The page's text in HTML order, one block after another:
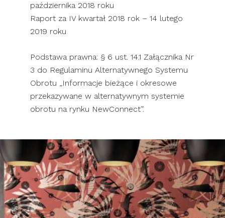
października 2018 roku
Raport za IV kwartał 2018 rok – 14 lutego
2019 roku
Podstawa prawna: § 6 ust. 14.1 Załącznika Nr
3 do Regulaminu Alternatywnego Systemu
Obrotu „Informacje bieżące i okresowe
przekazywane w alternatywnym systemie
obrotu na rynku NewConnect”.